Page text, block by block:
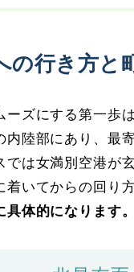
の行き方と
ーズにする第一歩
内陸部にあり、最
では女満別空港が
着いてからの回り
体的になります。